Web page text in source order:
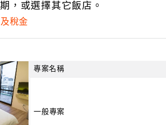
，或選擇其它飯店。
稅金
專案名稱
一般專案